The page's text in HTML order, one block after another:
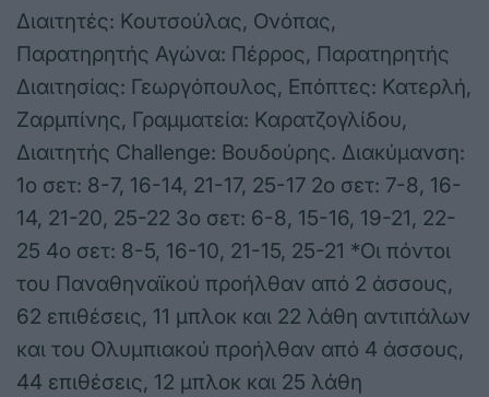
Διαιτητές: Κουτσούλας, Ονόπας,
Παρατηρητής Αγώνα: Πέρρος, Παρατηρητής
Διαιτησίας: Γεωργόπουλος, Επόπτες: Κατερλή,
Ζαρμπίνης, Γραμματεία: Καρατζογλίδου,
Διαιτητής Challenge: Βουδούρης. Διακύμανση:
1ο σετ: 8-7, 16-14, 21-17, 25-17 2ο σετ: 7-8, 16-
14, 21-20, 25-22 3ο σετ: 6-8, 15-16, 19-21, 22-
25 4ο σετ: 8-5, 16-10, 21-15, 25-21 *Οι πόντοι
του Παναθηναϊκού προήλθαν από 2 άσσους,
62 επιθέσεις, 11 μπλοκ και 22 λάθη αντιπάλων
και του Ολυμπιακού προήλθαν από 4 άσσους,
44 επιθέσεις, 12 μπλοκ και 25 λάθη